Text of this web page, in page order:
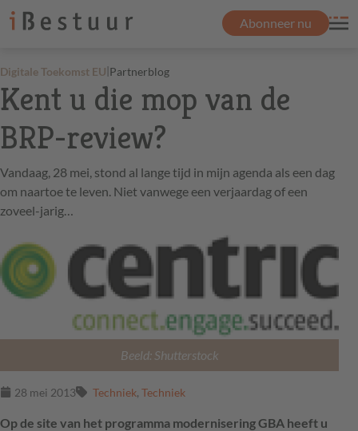
Abonneer nu
Digitale Toekomst EU|Partnerblog
Kent u die mop van de
BRP-review?
Vandaag, 28 mei, stond al lange tijd in mijn agenda als een dag
om naartoe te leven. Niet vanwege een verjaardag of een
zoveel-jarig…
Beeld: Shutterstock
28 mei 2013 Techniek, Techniek
Op de site van het programma modernisering GBA heeft u